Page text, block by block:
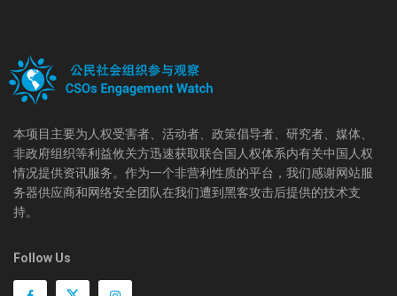
本项目主要为人权受害者、活动者、政策倡导者、研究者、媒体、
非政府组织等利益攸关方迅速获取联合国人权体系内有关中国人权
情况提供资讯服务。作为一个非营利性质的平台，我们感谢网站服
务器供应商和网络安全团队在我们遭到黑客攻击后提供的技术支
持。
Follow Us